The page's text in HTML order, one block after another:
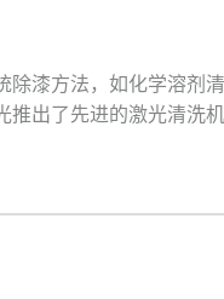
漆方法，如化学溶剂
出了先进的激光清洗